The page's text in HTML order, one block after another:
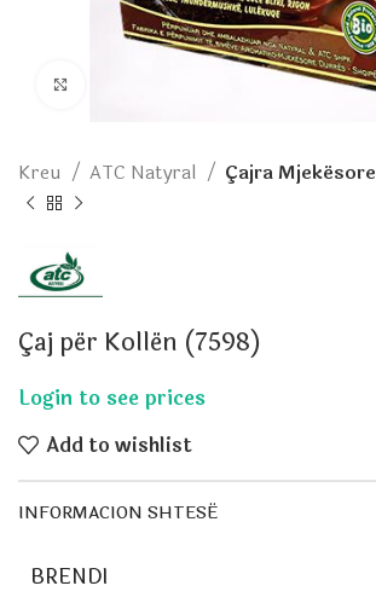
Kreu ATC Natyral Çajra Mjekësore
Çaj për Kollën (7598)
Add to wishlist
INFORMACION SHTESË
BRENDI